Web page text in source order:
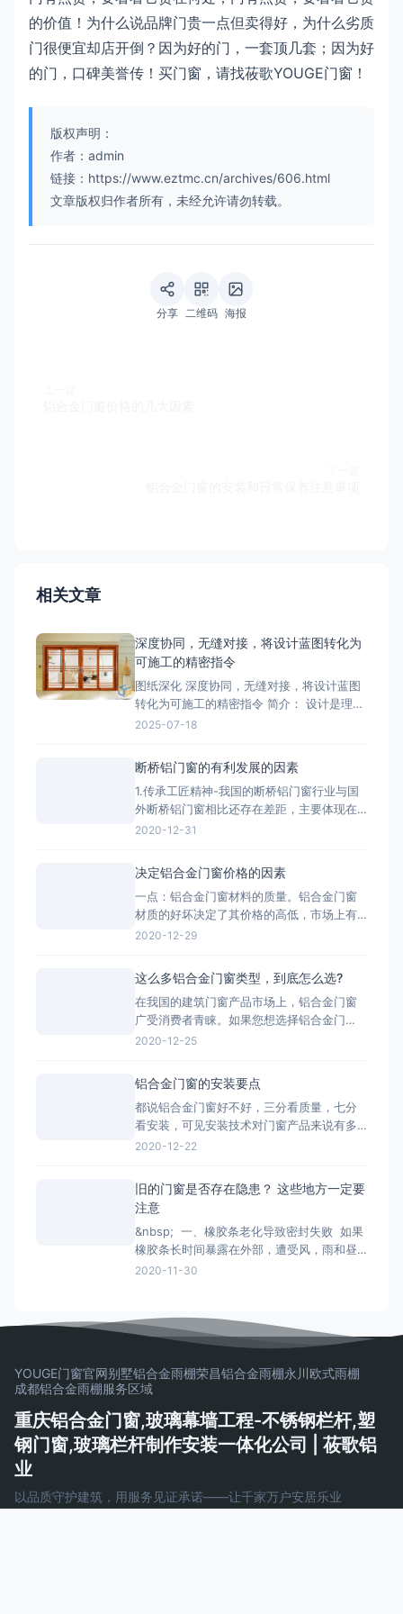
的价值！为什么说品牌门贵一点但卖得好，为什么劣质
门很便宜却店开倒？因为好的门，一套顶几套；因为好
的门，口碑美誉传！买门窗，请找莜歌YOUGE门窗！
版权声明：
作者：admin
链接：https://www.eztmc.cn/archives/606.html
文章版权归作者所有，未经允许请勿转载。
分享 二维码 海报
相关文章
深度协同，无缝对接，将设计蓝图转化为
可施工的精密指令
图纸深化 深度协同，无缝对接，将设计蓝图
转化为可施工的精密指令 简介： 设计是理
想，深化是让理想落地的桥梁。我们的
与细化。我们精准核算每一个节点的结构、
强度、安装逻辑和材料工艺，生成包括加工
图、组装图、节点大样图
2025-07-18
断桥铝门窗的有利发展的因素
1.传承工匠精神-我国的断桥铝门窗行业与国
外断桥铝门窗相比还存在差距，主要体现在
产品质量、技术含量等方面，因此要打造断
路”战略，让断桥铝门窗行业搭建了一个很好
的平台，而“一带一路”战略沿线覆盖了65个
国家，占全球
2020-12-31
决定铝合金门窗价格的因素
一点：铝合金门窗材料的质量。铝合金门窗
材质的好坏决定了其价格的高低，市场上有
两种铝，一种是纯铝，用这种为主材的材质
杂质少、耐腐蚀性和抗氧化性强。 第二点：
铝合金门窗价格也取决于生产工艺。生产工
艺的推行，必须有良好的生
2020-12-29
这么多铝合金门窗类型，到底怎么选?
在我国的建筑门窗产品市场上，铝合金门窗
广受消费者青睐。如果您想选择铝合金门
窗，最好先了解一下铝合金门窗开启形式、
会影响您日后几十年的生活品质。 市面上的
门窗除了常见的木质材料加工制作而成的木
质门窗以外，更为常见的是类似下文
2020-12-25
铝合金门窗的安装要点
都说铝合金门窗好不好，三分看质量，七分
看安装，可见安装技术对门窗产品来说有多
重要。下面小编来和大家简单说一下铝合金
定，门窗调整至横平竖直，再将衔接件与墙
体固定，固定办法按规划要求。固定结实后
即可拔去木楔。在门窗框与墙
2020-12-22
旧的门窗是否存在隐患？ 这些地方一定要
注意
&nbsp; 一、橡胶条老化导致密封失败 如果
橡胶条长时间暴露在外部，遭受风，雨和昼
夜温差的影响，劣质的密封条很容易老化并
金配件的重要活动部件通常是304不锈钢。
如果旧的门窗五金使用201不锈钢
2020-11-30
YOUGE门窗官网别墅铝合金雨棚荣昌铝合金雨棚永川欧式雨棚
成都铝合金雨棚服务区域
重庆铝合金门窗,玻璃幕墙工程-不锈钢栏杆,塑
钢门窗,玻璃栏杆制作安装一体化公司 | 莜歌铝
业
以品质守护建筑，用服务见证承诺——让千家万户安居乐业